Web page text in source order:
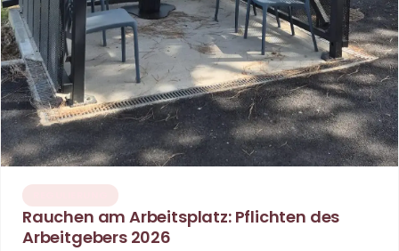
Rauchen am Arbeitsplatz: Pflichten des
Arbeitgebers 2026